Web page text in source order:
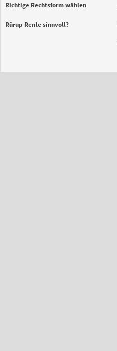
Richtige Rechtsform wählen
Rürup-Rente sinnvoll?